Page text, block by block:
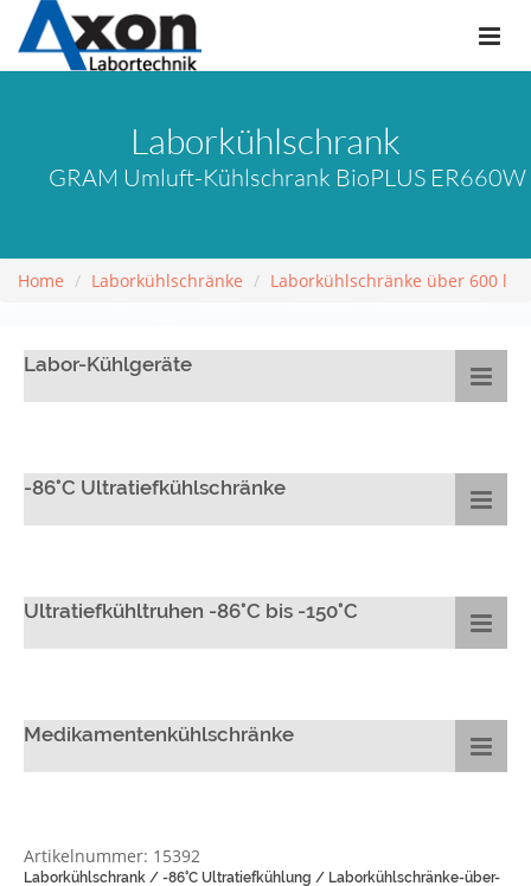
Laborkühlschrank
GRAM Umluft-Kühlschrank BioPLUS
Home Laborkühlschränke Laborkühlschränke über 600 l
Labor-Kühlgeräte
-86°C Ultratiefkühlschränke
Ultratiefkühltruhen -86°C bis -150°C
Medikamentenkühlschränke
Artikelnummer: 15392
Laborkühlschrank / -86°C Ultratiefkühlung / Laborkühlschränke-über-